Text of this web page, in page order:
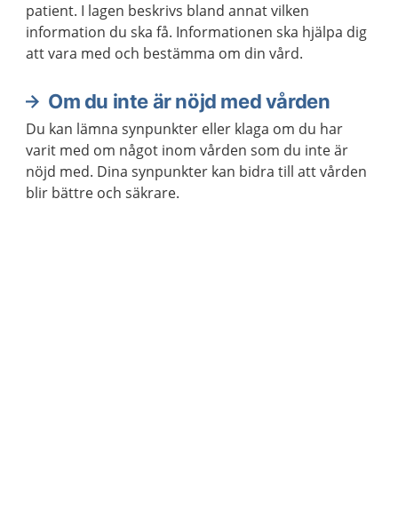
patient. I lagen beskrivs bland annat vilken
information du ska få. Informationen ska hjälpa dig
att vara med och bestämma om din vård.
Om du inte är nöjd med vården
Du kan lämna synpunkter eller klaga om du har
varit med om något inom vården som du inte är
nöjd med. Dina synpunkter kan bidra till att vården
blir bättre och säkrare.